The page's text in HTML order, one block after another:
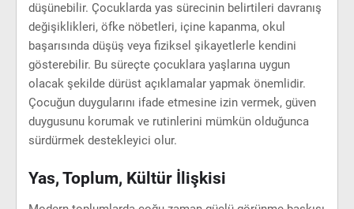
düşünebilir. Çocuklarda yas sürecinin belirtileri davranış
değişiklikleri, öfke nöbetleri, içine kapanma, okul
başarısında düşüş veya fiziksel şikayetlerle kendini
gösterebilir. Bu süreçte çocuklara yaşlarına uygun
olacak şekilde dürüst açıklamalar yapmak önemlidir.
Çocuğun duygularını ifade etmesine izin vermek, güven
duygusunu korumak ve rutinlerini mümkün olduğunca
sürdürmek destekleyici olur.
Yas, Toplum, Kültür İlişkisi